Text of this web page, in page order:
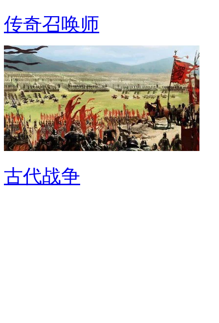
传奇召唤师
古代战争